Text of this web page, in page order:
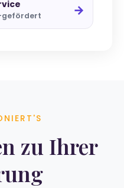
gefördert →
zu Ihrer